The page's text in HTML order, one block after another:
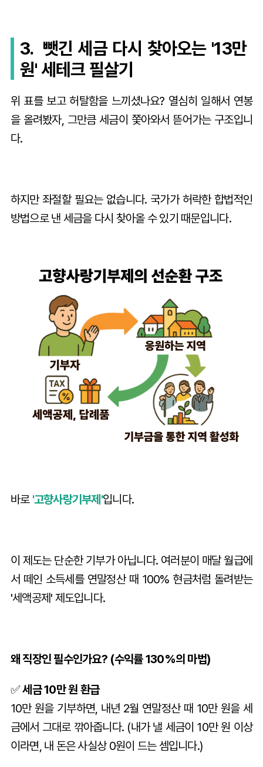
3. 뺏긴 세금 다시 찾아오는 '13만
원' 세테크 필살기
위 표를 보고 허탈함을 느끼셨나요? 열심히 일해서 연봉
을 올려봤자, 그만큼 세금이 쫓아와서 뜯어가는 구조입니
다.
하지만 좌절할 필요는 없습니다. 국가가 허락한 합법적인
방법으로 낸 세금을 다시 찾아올 수 있기 때문입니다.
바로 '고향사랑기부제'입니다.
이 제도는 단순한 기부가 아닙니다. 여러분이 매달 월급에
서 떼인 소득세를 연말정산 때 100% 현금처럼 돌려받는
'세액공제' 제도입니다.
왜 직장인 필수인가요? (수익률 130%의 마법)
✅세금 10만 원 환급
10만 원을 기부하면, 내년 2월 연말정산 때 10만 원을 세
금에서 그대로 깎아줍니다. (내가 낼 세금이 10만 원 이상
이라면, 내 돈은 사실상 0원이 드는 셈입니다.)